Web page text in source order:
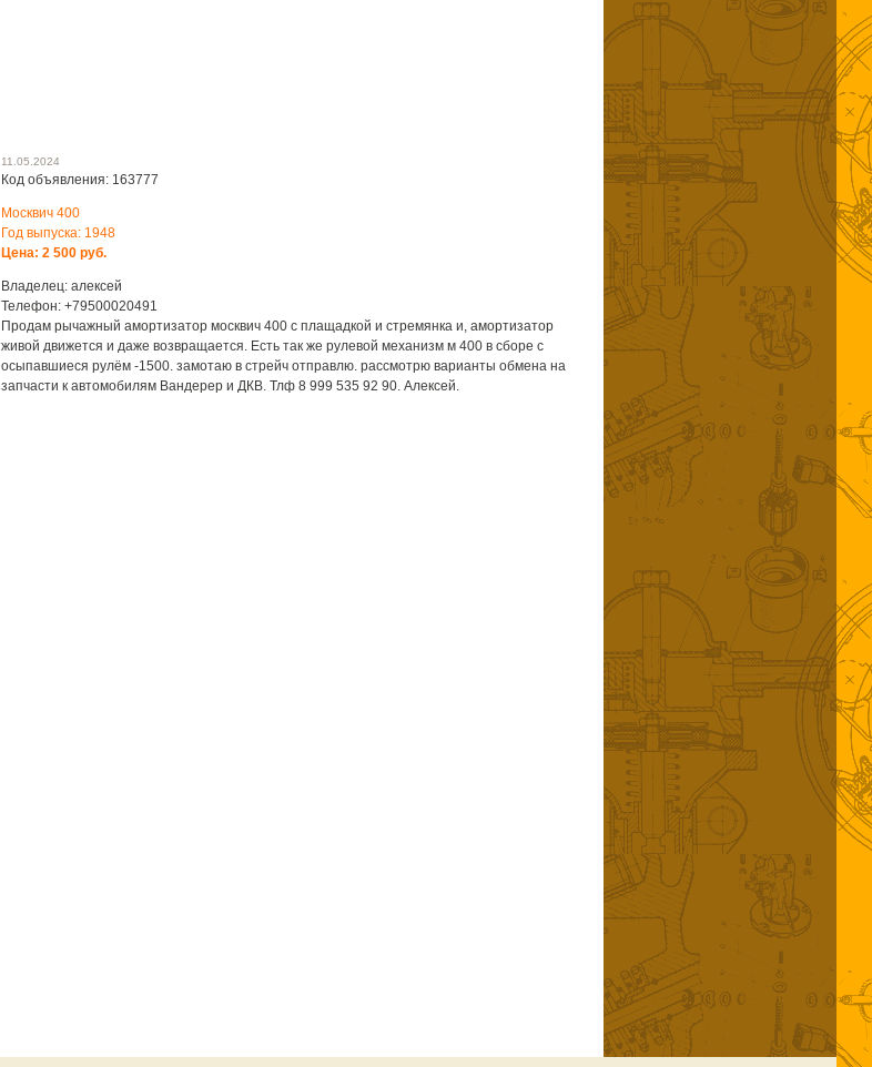
11.05.2024
Код объявления: 163777
Москвич 400
Год выпуска: 1948
Цена: 2 500 руб.
Владелец: алексей
Телефон: +79500020491
Продам рычажный амортизатор москвич 400 с плащадкой и стремянка и, амортизатор
живой движется и даже возвращается. Есть так же рулевой механизм м 400 в сборе с
осыпавшиеся рулём -1500. замотаю в стрейч отправлю. рассмотрю варианты обмена на
запчасти к автомобилям Вандерер и ДКВ. Тлф 8 999 535 92 90. Алексей.